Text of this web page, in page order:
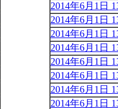
2014年6月1日
2014年6月1日
2014年6月1日
2014年6月1日
2014年6月1日
2014年6月1日
2014年6月1日
2014年6月1日